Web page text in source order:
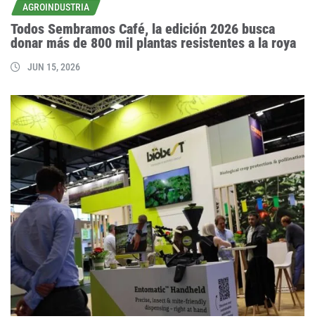
AGROINDUSTRIA
Todos Sembramos Café, la edición 2026 busca
donar más de 800 mil plantas resistentes a la roya
JUN 15, 2026